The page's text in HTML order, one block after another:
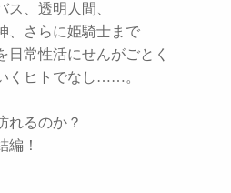
、透明人間、
、さらに姫騎士まで
日常性活にせんがごとく
くヒトでなし……。
れるのか？
編！